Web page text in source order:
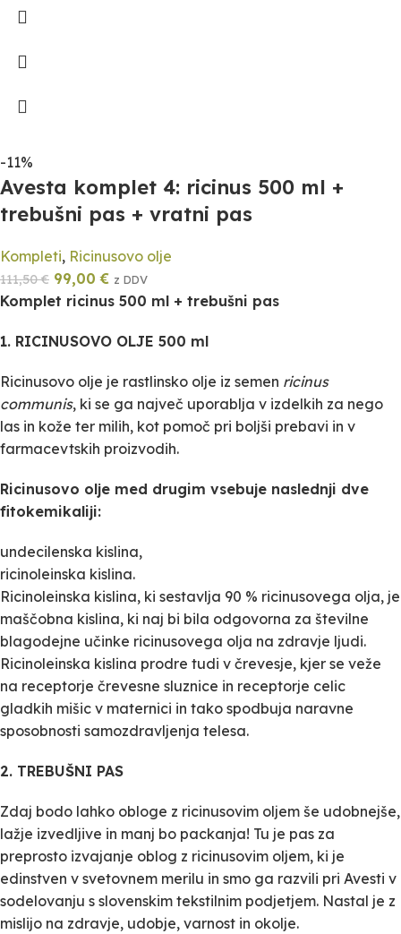
-11%
Avesta komplet 4: ricinus 500 ml +
trebušni pas + vratni pas
Kompleti, Ricinusovo olje
111,50€ 99,00€ z DDV
Komplet ricinus 500 ml + trebušni pas
1. RICINUSOVO OLJE 500 ml
Ricinusovo olje je rastlinsko olje iz semen ricinus
communis, ki se ga največ uporablja v izdelkih za nego
las in kože ter milih, kot pomoč pri boljši prebavi in v
farmacevtskih proizvodih.
Ricinusovo olje med drugim vsebuje naslednji dve
fitokemikaliji:
undecilenska kislina,
ricinoleinska kislina.
Ricinoleinska kislina, ki sestavlja 90 % ricinusovega olja, je
maščobna kislina, ki naj bi bila odgovorna za številne
blagodejne učinke ricinusovega olja na zdravje ljudi.
Ricinoleinska kislina prodre tudi v črevesje, kjer se veže
na receptorje črevesne sluznice in receptorje celic
gladkih mišic v maternici in tako spodbuja naravne
sposobnosti samozdravljenja telesa.
2. TREBUŠNI PAS
Zdaj bodo lahko obloge z ricinusovim oljem še udobnejše,
lažje izvedljive in manj bo packanja! Tu je pas za
preprosto izvajanje oblog z ricinusovim oljem, ki je
edinstven v svetovnem merilu in smo ga razvili pri Avesti v
sodelovanju s slovenskim tekstilnim podjetjem. Nastal je z
mislijo na zdravje, udobje, varnost in okolje.